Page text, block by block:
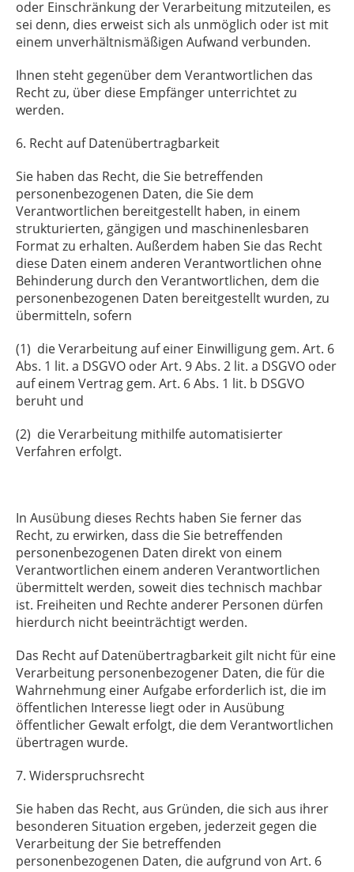
oder Einschränkung der Verarbeitung mitzuteilen, es
sei denn, dies erweist sich als unmöglich oder ist mit
einem unverhältnismäßigen Aufwand verbunden.
Ihnen steht gegenüber dem Verantwortlichen das
Recht zu, über diese Empfänger unterrichtet zu
werden.
6. Recht auf Datenübertragbarkeit
Sie haben das Recht, die Sie betreffenden
personenbezogenen Daten, die Sie dem
Verantwortlichen bereitgestellt haben, in einem
strukturierten, gängigen und maschinenlesbaren
Format zu erhalten. Außerdem haben Sie das Recht
diese Daten einem anderen Verantwortlichen ohne
Behinderung durch den Verantwortlichen, dem die
personenbezogenen Daten bereitgestellt wurden, zu
übermitteln, sofern
(1) die Verarbeitung auf einer Einwilligung gem. Art. 6
Abs. 1 lit. a DSGVO oder Art. 9 Abs. 2 lit. a DSGVO oder
auf einem Vertrag gem. Art. 6 Abs. 1 lit. b DSGVO
beruht und
(2) die Verarbeitung mithilfe automatisierter
Verfahren erfolgt.
In Ausübung dieses Rechts haben Sie ferner das
Recht, zu erwirken, dass die Sie betreffenden
personenbezogenen Daten direkt von einem
Verantwortlichen einem anderen Verantwortlichen
übermittelt werden, soweit dies technisch machbar
ist. Freiheiten und Rechte anderer Personen dürfen
hierdurch nicht beeinträchtigt werden.
Das Recht auf Datenübertragbarkeit gilt nicht für eine
Verarbeitung personenbezogener Daten, die für die
Wahrnehmung einer Aufgabe erforderlich ist, die im
öffentlichen Interesse liegt oder in Ausübung
öffentlicher Gewalt erfolgt, die dem Verantwortlichen
übertragen wurde.
7. Widerspruchsrecht
Sie haben das Recht, aus Gründen, die sich aus ihrer
besonderen Situation ergeben, jederzeit gegen die
Verarbeitung der Sie betreffenden
personenbezogenen Daten, die aufgrund von Art. 6